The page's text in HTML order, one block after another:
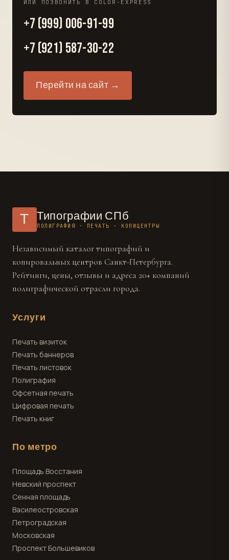
ИЛИ ПОЗВОНИТЬ В COLOR-EXPRESS
+7 (999) 006-91-99
+7 (921) 587-30-22
Перейти на сайт →
Т Типографии СПб
ПОЛИГРАФИЯ · ПЕЧАТЬ · КОПИЦЕНТРЫ
Независимый каталог типографий и
копировальных центров Санкт-Петербурга.
Рейтинги, цены, отзывы и адреса 20+ компаний
полиграфической отрасли города.
Услуги
Печать визиток
Печать баннеров
Печать листовок
Полиграфия
Офсетная печать
Цифровая печать
Печать книг
По метро
Площадь Восстания
Невский проспект
Сенная площадь
Василеостровская
Петроградская
Московская
Проспект Большевиков